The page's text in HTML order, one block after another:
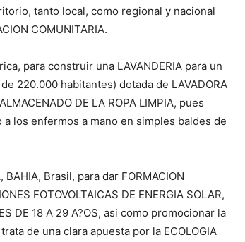
tanto local, como regional y nacional
COMUNITARIA.
para construir una LAVANDERIA para un
220.000 habitantes) dotada de LAVADORA
DE LA ROPA LIMPIA, pues
los enfermos a mano en simples baldes de
Brasil, para dar FORMACION
FOTOVOLTAICAS DE ENERGIA SOLAR,
DE 18 A 29 A?OS, asi como promocionar la
trata de una clara apuesta por la ECOLOGIA